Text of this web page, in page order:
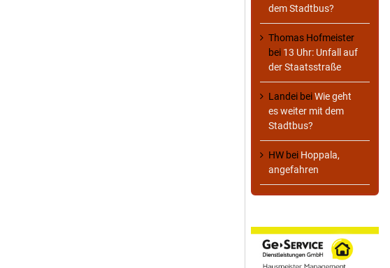
dem Stadtbus?
Thomas Hofmeister
bei 13 Uhr: Unfall auf
der Staatsstraße
Landei beiWie geht
es weiter mit dem
Stadtbus?
HW bei Hoppala,
angefahren